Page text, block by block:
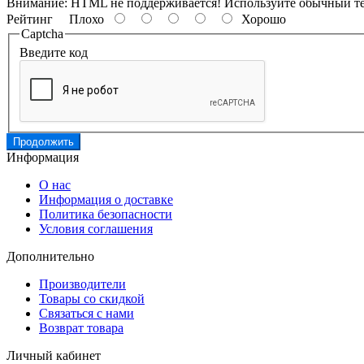
Рейтинг Плохо
Хорошо
Captcha
Введите код
Продолжить
Информация
О нас
Информация о доставке
Политика безопасности
Условия соглашения
Дополнительно
Производители
Товары со скидкой
Связаться с нами
Возврат товара
Личный кабинет